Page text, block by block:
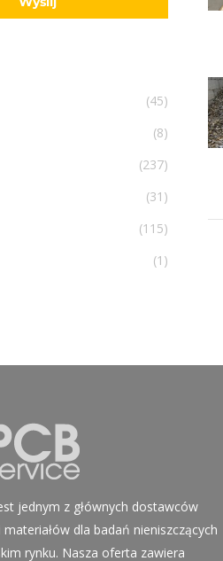
(45)
(8)
(237)
(31)
(115)
(1)
jednym z głównych dostawców
dla badań nieniszczących
rynku. Nasza oferta zawiera